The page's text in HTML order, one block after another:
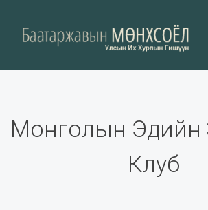
Монголын Эдийн
Клуб